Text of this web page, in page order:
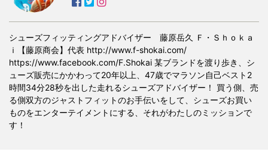
シューズフィッティングアドバイザー 藤原岳久 Ｆ・Ｓｈｏｋａ
ｉ【藤原商会】代表 http://www.f-shokai.com/
https://www.facebook.com/F.Shokai 某ブランドを渡り歩き、シ
ューズ販売にかかわって20年以上、47歳でマラソン自己ベスト2
時間34分28秒を出した走れるシューズアドバイザー！ 買う側、売
る側双方のジャストフィットのお手伝いをして、シューズお買い
ものをエンターテイメントにする、それがわたしのミッションで
す！